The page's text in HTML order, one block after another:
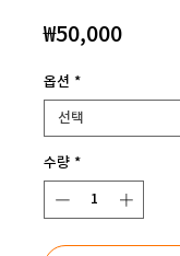
₩50,000가
옵션 *
수량 *